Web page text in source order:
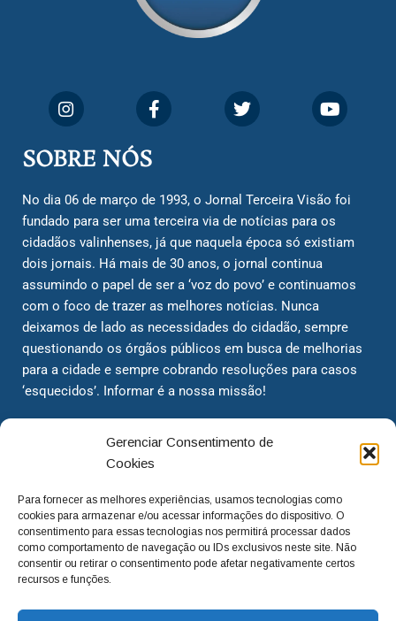
Gerenciar Consentimento de
Cookies
Para fornecer as melhores experiências, usamos tecnologias como
cookies para armazenar e/ou acessar informações do dispositivo. O
consentimento para essas tecnologias nos permitirá processar dados
como comportamento de navegação ou IDs exclusivos neste site. Não
consentir ou retirar o consentimento pode afetar negativamente certos
recursos e funções.
SOBRE NÓS
No dia 06 de março de 1993, o Jornal Terceira Visão foi
fundado para ser uma terceira via de notícias para os
cidadãos valinhenses, já que naquela época só existiam
dois jornais. Há mais de 30 anos, o jornal continua
assumindo o papel de ser a ‘voz do povo’ e continuamos
com o foco de trazer as melhores notícias. Nunca
deixamos de lado as necessidades do cidadão, sempre
questionando os órgãos públicos em busca de melhorias
para a cidade e sempre cobrando resoluções para casos
‘esquecidos’. Informar é a nossa missão!
adm@jtv.com.br
(19) 3929-6225